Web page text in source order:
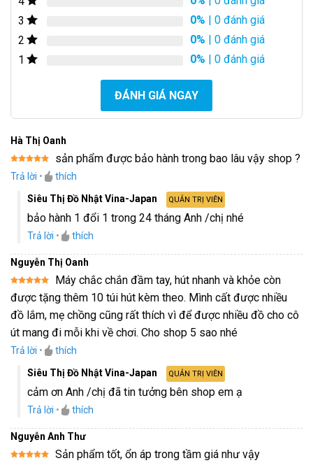
3
0% | 0 đánh giá
2
0% | 0 đánh giá
1
0% | 0 đánh giá
ĐÁNH GIÁ NGAY
Hà Thị Oanh
Được xếp
hạng5 5
sản phẩm được bảo hành trong bao lâu vậy shop ?
Trả lời •
thích
Siêu Thị Đồ Nhật Vina-Japan
QUẢN TRỊ VIÊN
bảo hành 1 đổi 1 trong 24 tháng Anh /chị nhé
Trả lời • thích
Nguyễn Thị Oanh
Được xếp
hạng55
Máy chắc chắn đầm tay, hút nhanh và khỏe còn
được tặng thêm 10 túi hút kèm theo. Mình cất được nhiều
đồ lắm, mẹ chồng cũng rất thích vì để được nhiều đồ cho cô
út mang đi mỗi khi về chơi. Cho shop 5 sao nhé
Trả lời •
thích
Siêu Thị Đồ Nhật Vina-Japan
QUẢN TRỊ VIÊN
cảm ơn Anh /chị đã tin tưởng bên shop em ạ
Trả lời • thích
Nguyễn Anh Thư
Sản phẩm tốt, ổn áp trong tầm giá như vậy